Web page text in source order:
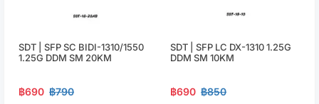
SDT | SFP SC BIDI-1310/1550
1.25G DDM SM 20KM
฿690 ฿790
SDT | SFP LC DX-1310 1.25G
DDM SM 10KM
฿690 ฿850